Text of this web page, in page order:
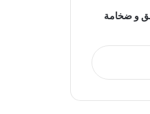
و ضخامة